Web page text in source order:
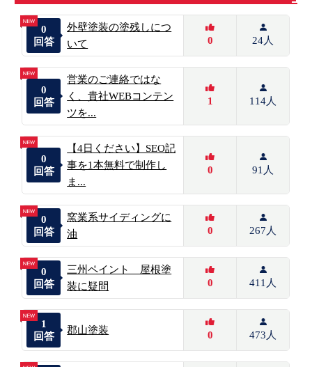
0
回答
外壁塗装の塗残しにつ
いて
0 24人
0
回答
営業のご連絡ではな
く、貴社WEBコンテン
ツを...
1 114人
0
回答
【4日ください】SEO記
事を1本無料で制作し
ま...
0 91人
0
回答
窯業系サイディングに
油
0 267人
0
回答
三州ペイント 屋根塗
装に疑問
0 411人
1
回答
郡山塗装 0 473人